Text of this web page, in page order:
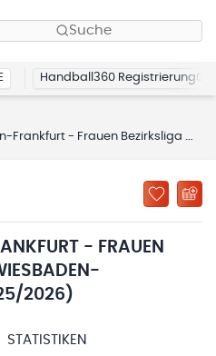
Suche
Handball360 Registrierung
- Frauen Bezirksliga (Wiesbaden-Frankfurt 2025/2026)
- FRAUEN
2026)
STATISTIKEN